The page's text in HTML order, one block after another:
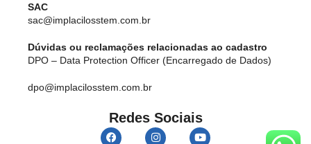
SAC
sac@implacilosstem.com.br
Dúvidas ou reclamações relacionadas ao cadastro
DPO – Data Protection Officer (Encarregado de Dados)
dpo@implacilosstem.com.br
Redes Sociais